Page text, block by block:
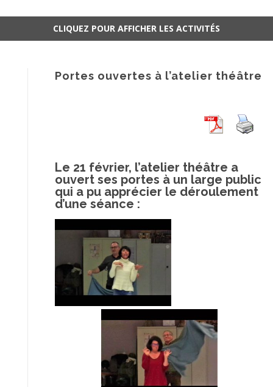
CLIQUEZ POUR AFFICHER LES ACTIVITÉS
Portes ouvertes à l’atelier théâtre
Le 21 février, l’atelier théâtre a
ouvert ses portes à un large public
qui a pu apprécier le déroulement
d’une séance :